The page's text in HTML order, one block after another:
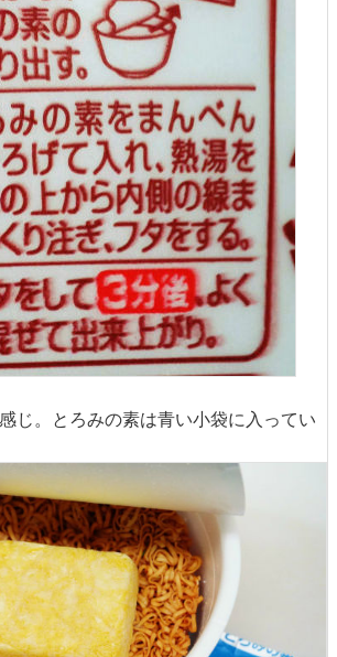
じ。とろみの素は青い小袋に入ってい